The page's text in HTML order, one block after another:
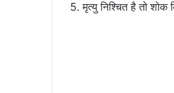
5. मृत्यु निश्चित है तो शोक